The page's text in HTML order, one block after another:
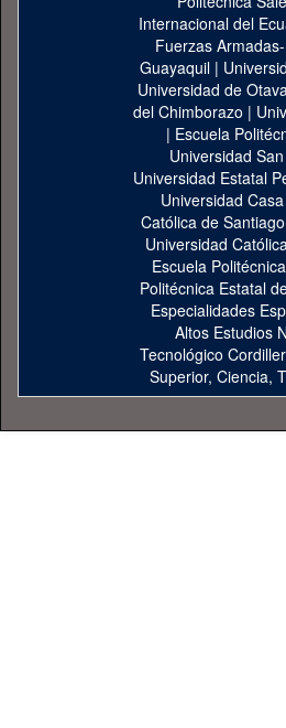
Internacional del
Fuerzas
Guayaquil|
Universidad de
del Chimborazo |
| Escuela
Universidad
Universidad Estatal
Universidad
Católica de
Universidad
Escuela
Politécnica Estatal
Especialidades
Altos Estudios
Tecnológico
Superior, Ciencia,